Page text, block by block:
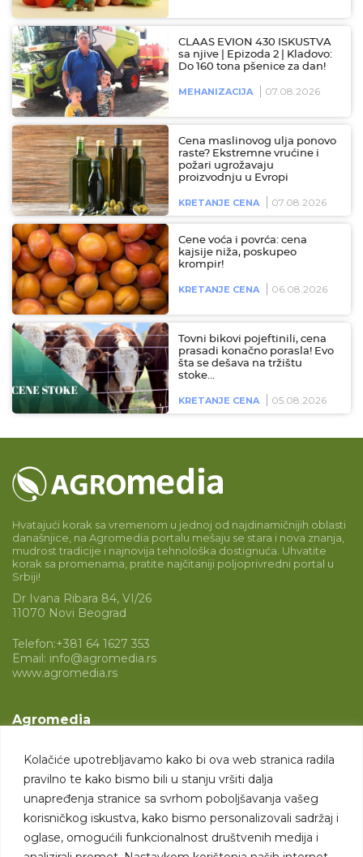
Kolačiće upotrebljavamo kako bi ova web stranica radila
pravilno te kako bismo bili u stanju vršiti dalja
unapređenja stranice sa svrhom poboljšavanja vašeg
korisničkog iskustva, kako bismo personalizovali sadržaj i
oglase, omogućili funkcionalnost društvenih medija i
CLAAS EVION 430 ISKUSTVA
sa njive | Epizoda 2 | Kladovo:
Do 160 tona pšenice za dan!
MEHANIZACIJA 07.08.2026
Cena maslinovog ulja ponovo
raste? Ekstremne vrućine i
požari ugrožavaju
proizvodnju u Evropi
KRETANJE CENA 07.08.2026
Cene voća i povrća: cena
kajsije niža, poskupeo
krompir!
KRETANJE CENA 06.08.2026
Tovni bikovi pojeftinili, cena
prasadi konačno porasla! Evo
šta se dešava na tržištu
stoke…
KRETANJE CENA 05.08.2026
Hvatajući korak sa vremenom u jednoj od najdinamičnijih oblasti
današnjice, na Agromedia portalu mešaju se stara i nova znanja,
mudrost tradicije i najnovija tehnološka dostignuća. Uhvatite
korak sa promenama, pratite najčitaniji poljoprivredni portal u
Srbiji!
Dr Ivana Ribara 84, VI/26
11070 Novi Beograd
Telefon:+381 64 1627 353
Email: info@agromedia.rs
www.agromedia.rs
Agromedia
Svet poljoprivrede
Marketing usluge
Tražimo saradnike